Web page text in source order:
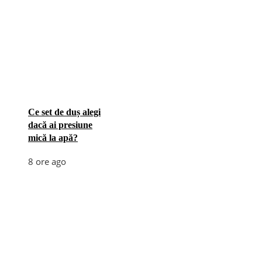
Ce set de duș alegi
dacă ai presiune
mică la apă?
8 ore ago